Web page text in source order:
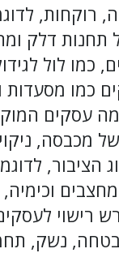
רוקחות,
תחנות דלק
כמו לול
כמו מסעדות
עסקים
מכבסה,
הציבור,
רישוי
נשק,